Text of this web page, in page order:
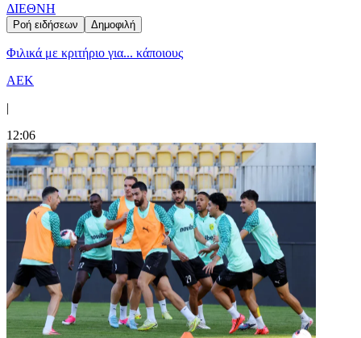
ΔΙΕΘΝΗ
Ροή ειδήσεων Δημοφιλή
Φιλικά με κριτήριο για... κάποιους
ΑΕΚ
|
12:06